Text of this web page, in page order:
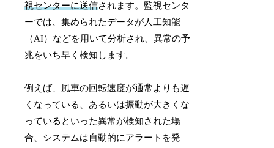
視センターに送信されます。監視センタ
ーでは、集められたデータが人工知能
（AI）などを用いて分析され、異常の予
兆をいち早く検知します。
例えば、風車の回転速度が通常よりも遅
くなっている、あるいは振動が大きくな
っているといった異常が検知された場
合、システムは自動的にアラートを発